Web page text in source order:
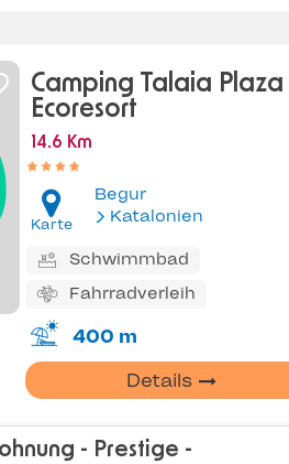
Camping Talaia Plaza
Ecoresort
14.6 Km
Karte
Begur
Katalonien
Schwimmbad
Fahrradverleih
400 m
Details
- Prestige -